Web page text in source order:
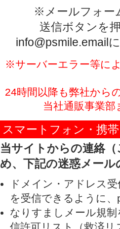
※メールフォー
送信ボタンを
info@psmile.email
※サーバーエラー等に
24時間以降も弊社から
当社通販事業
スマートフォン・携
当サイトからの連絡
め、下記の迷惑メー
ドメイン・アドレス
を受信できるように
なりすましメール規
信許可リスト（救済